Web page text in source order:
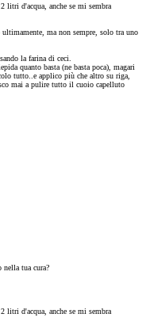
litri d'acqua, anche se mi sembra
ma non sempre, solo tra uno
la farina di ceci.
quanto basta (ne basta poca), magari
tutto..e applico più che altro su riga,
mai a pulire tutto il cuoio capelluto
tua cura?
litri d'acqua, anche se mi sembra